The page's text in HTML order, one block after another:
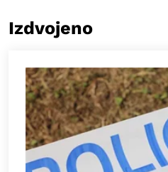
Izdvojeno